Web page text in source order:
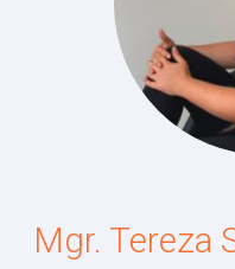
Mgr. Tereza